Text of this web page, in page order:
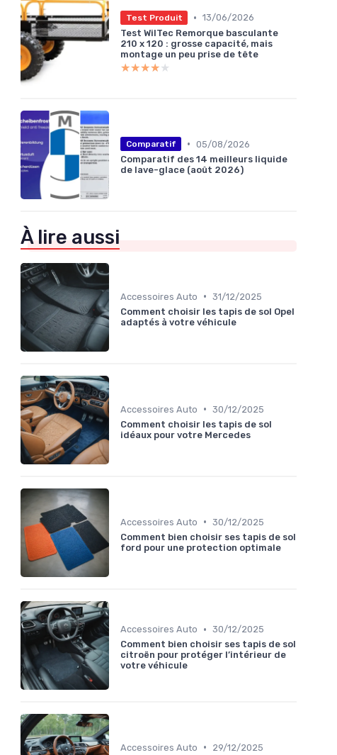
Test Produit • 13/06/2026
Test WilTec Remorque basculante
210 x 120 : grosse capacité, mais
montage un peu prise de tête
★★★★★
★★★★★
Comparatif • 05/08/2026
Comparatif des 14 meilleurs liquide
de lave-glace (août 2026)
À lire aussi
Accessoires Auto • 31/12/2025
Comment choisir les tapis de sol Opel
adaptés à votre véhicule
Accessoires Auto • 30/12/2025
Comment choisir les tapis de sol
idéaux pour votre Mercedes
Accessoires Auto • 30/12/2025
Comment bien choisir ses tapis de sol
ford pour une protection optimale
Accessoires Auto • 30/12/2025
Comment bien choisir ses tapis de sol
citroën pour protéger l’intérieur de
votre véhicule
Accessoires Auto •
29/12/2025